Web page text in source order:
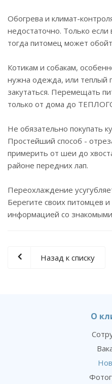
Обогрева и климат-
недостаточно. Только
тогда питомец может
Котикам и собакам,
нужна одежда, или теплый
закутаться. Перемещать
только от дома до
Не обязательно покупать
Простейший способ -
примерить от шеи до
районе передних лап.
Переохлаждение
Берегите своих питомцев
информацией со знакомыми
Назад к списку
О